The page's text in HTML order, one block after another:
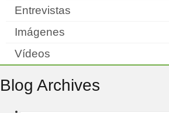
Entrevistas
Imágenes
Vídeos
Blog Archives